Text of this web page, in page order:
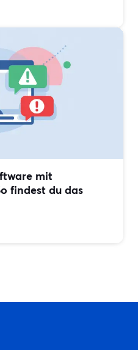
mit
findest du das